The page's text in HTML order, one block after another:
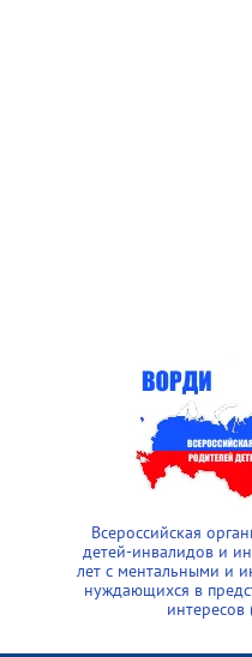
Всероссийская
детей-инвалидов и
лет с ментальными и
нуждающихся в